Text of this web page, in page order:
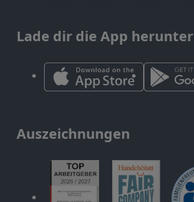
Lade dir die App herunter
Auszeichnungen